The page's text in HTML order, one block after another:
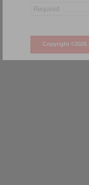
Copyright ©2026